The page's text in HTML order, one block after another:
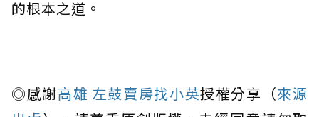
的根本之道。
◎感謝高雄 左鼓賣房找小英授權分享（來源